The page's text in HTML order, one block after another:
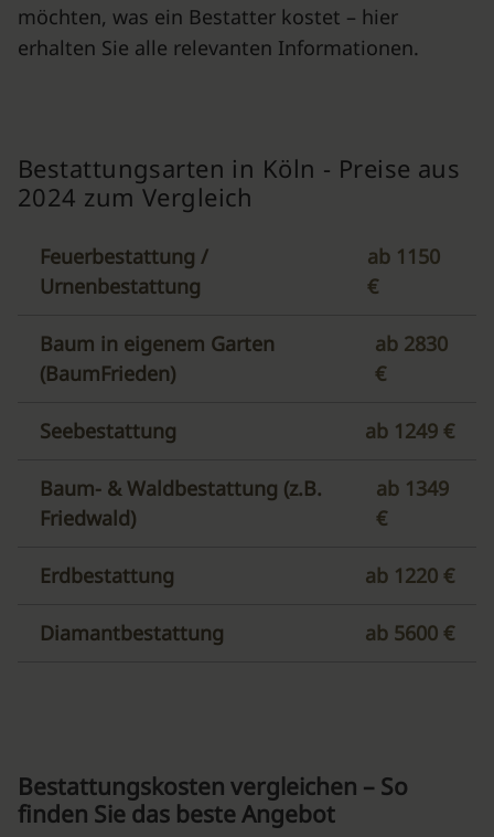
möchten, was ein Bestatter kostet – hier
erhalten Sie alle relevanten Informationen.
Bestattungsarten in Köln - Preise aus
2024 zum Vergleich
Feuerbestattung /
Urnenbestattung
ab 1150
€
Baum in eigenem Garten
(BaumFrieden)
ab 2830
€
Seebestattung ab 1249 €
Baum- & Waldbestattung (z.B.
Friedwald)
ab 1349
€
Erdbestattung ab 1220 €
Diamantbestattung ab 5600 €
Bestattungskosten vergleichen – So
finden Sie das beste Angebot